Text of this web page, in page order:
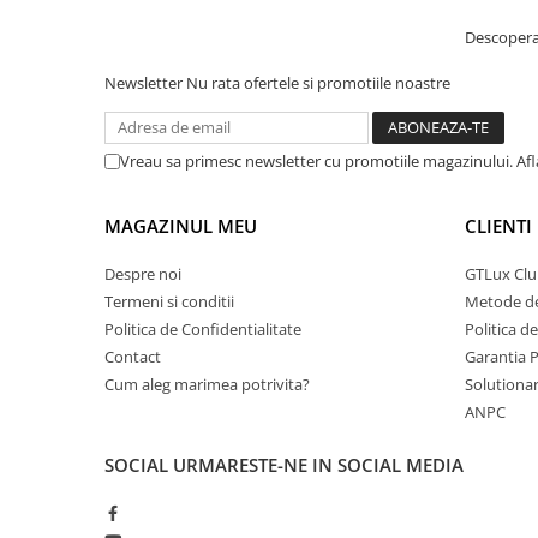
Newsletter Nu rata ofertele si promotiile noastre
Vreau sa primesc newsletter cu promotiile magazinului.
MAGAZINUL MEU
Despre noi
Termeni si conditii
Politica de Confidentialitate
Contact
Cum aleg marimea potrivita?
CLIENTI
GTLux
Metode
Politica
Garantia
ANPC
SOCIAL URMARESTE-NE IN SOCIAL MEDIA